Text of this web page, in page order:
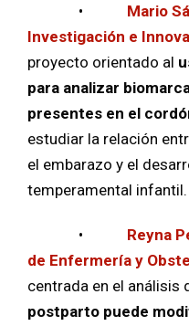
• Mario
Investigación e
proyecto orientado al
para analizar
presentes en el
estudiar la relación
el embarazo y el
temperamental infantil.
• Reyna
de Enfermería y
centrada en el análisis
postparto puede